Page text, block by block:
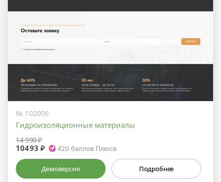
№ 102006
Гидроизоляционные материалы
14 990 ₽
10493 ₽ 420 баллов Плюса
Демоверсия Подробнее